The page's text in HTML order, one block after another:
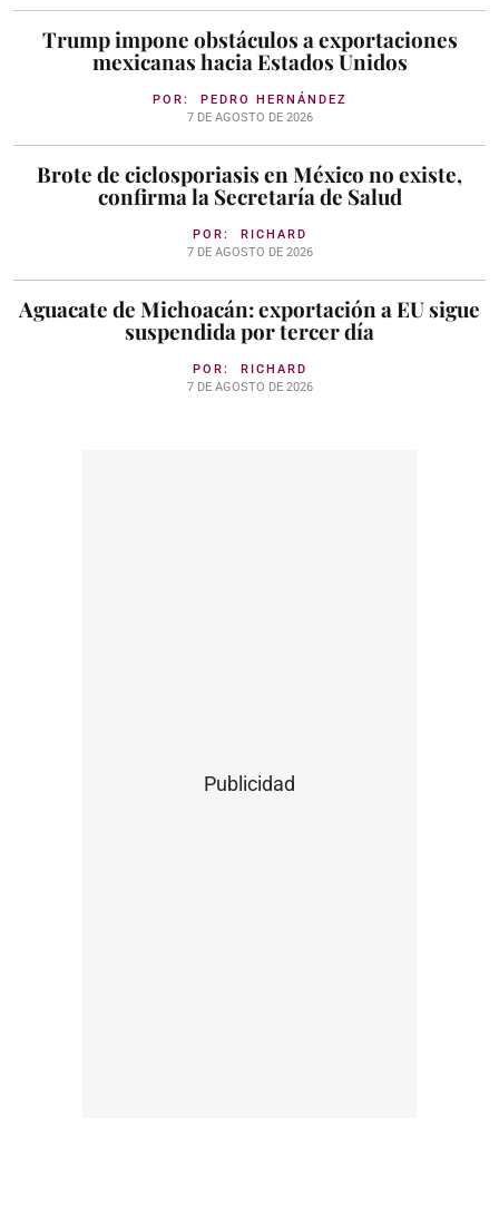
Trump impone obstáculos a exportaciones
mexicanas hacia Estados Unidos
POR: PEDRO HERNÁNDEZ
7 DE AGOSTO DE 2026
Brote de ciclosporiasis en México no existe,
confirma la Secretaría de Salud
POR: RICHARD
7 DE AGOSTO DE 2026
Aguacate de Michoacán: exportación a EU sigue
suspendida por tercer día
POR: RICHARD
7 DE AGOSTO DE 2026
Publicidad